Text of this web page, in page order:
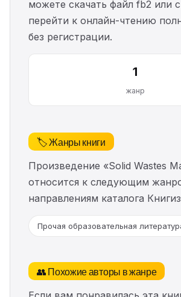
можете скачать файл fb2 или
перейти к онлайн-чтению
без регистрации.
1
жанр
🏷️ Жанры книги
Произведение «Solid Wastes
относится к следующим
направлениям каталога
Прочая образовательная
👥 Похожие авторы в жанре